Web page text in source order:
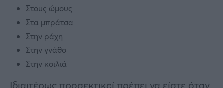
Στους ώμους
Στα μπράτσα
Στην ράχη
Στην γνάθο
Στην κοιλιά
Ιδιαιτέρως προσεκτικοί πρέπει να είστε όταν